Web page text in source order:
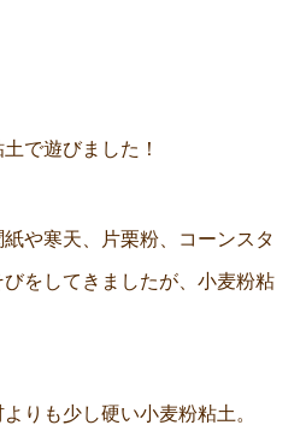
で遊びました！
や寒天、片栗粉、コーンスタ
をしてきましたが、小麦粉粘
りも少し硬い小麦粉粘土。